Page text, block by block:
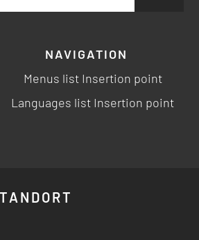
NAVIGATION
Menus list Insertion point
Languages list Insertion point